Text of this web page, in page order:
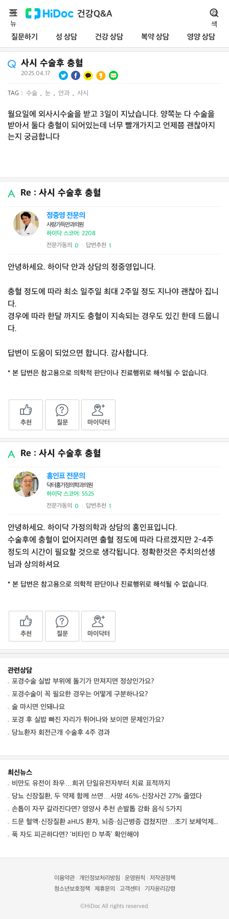
건강Q&A
질문하기 성 상담 건강 상담 복약 상담 영양 상담
메
뉴
검
색
사시 수술후 충혈
2025.04.17
TAG : 수술 , 눈 , 안과 , 사시
월요일에 외사시수술을 받고 3일이 지났습니다. 양쪽눈 다 수술을
받아서 둘다 충혈이 되어있는데 너무 빨개가지고 언제쯤 괜찮아지
는지 궁금합니다
Re : 사시 수술후 충혈
정중영 전문의
사랑가득안과의원
하이닥 스코어: 2208
전문가동의 0 답변추천 1
안녕하세요. 하이닥 안과 상담의 정중영입니다.
충혈 정도에 따라 최소 일주일 최대 2주일 정도 지나야 괜찮아 집니
다.
경우에 따라 한달 까지도 충혈이 지속되는 경우도 있긴 한데 드뭅니
다.
답변이 도움이 되었으면 합니다. 감사합니다.
* 본 답변은 참고용으로 의학적 판단이나 진료행위로 해석될 수 없습니다.
추천 질문 마이닥터
Re : 사시 수술후 충혈
홍인표 전문의
닥터홍가정의학과의원
하이닥 스코어: 5525
전문가동의 0 답변추천 1
안녕하세요. 하이닥 가정의학과 상담의 홍인표입니다.
수술후에 충혈이 없어지려면 출혈 정도에 따라 다르겠지만 2-4주
정도의 시간이 필요할 것으로 생각됩니다. 정확한것은 주치의선생
님과 상의하셔요
* 본 답변은 참고용으로 의학적 판단이나 진료행위로 해석될 수 없습니다.
추천 질문 마이닥터
관련상담
포경수술 실밥 부위에 돌기가 만져지면 정상인가요?
포경수술이 꼭 필요한 경우는 어떻게 구분하나요?
술 마시면 인돼나요
포경 후 실밥 빠진 자리가 튀어나와 보이면 문제인가요?
당뇨환자 회전근개 수술후 4주 경과
최신뉴스
비만도 유전이 좌우…희귀 단일유전자부터 치료 표적까지
당뇨 신장질환, 두 약제 함께 쓰면…사망 46%·신장사건 27% 줄였다
손톱이 자꾸 갈라진다면? 영양사 추천 손발톱 강화 음식 5가지
드문 혈액·신장질환 aHUS 환자, 뇌증·심근병증 겹쳤지만…조기 보체억제치료로 신경학적 회복 보여
푹 자도 피곤하다면? ‘비타민 D 부족’ 확인해야
이용약관 개인정보처리방침 운영원칙
저작권정책
청소년보호정책
제휴문의 고객센터 기자윤리강령
©HiDoc All rights reserved.